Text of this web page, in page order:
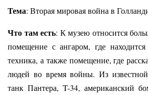
Тема: Вторая мировая война в
Что там есть: К музею относится
помещение с ангаром, где находится
техника, а также помещение, где
людей во время войны. Из известной
танк Пантера, T-34, американский